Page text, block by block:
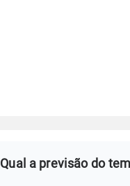
Qual a previsão do